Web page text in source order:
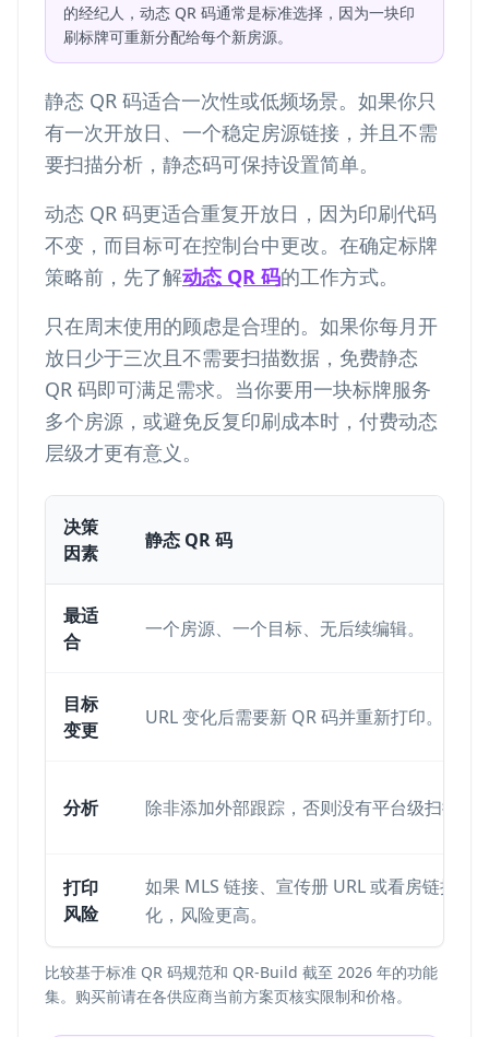
的经纪人，动态 QR 码通常是标准选择，因为一块印
刷标牌可重新分配给每个新房源。
静态 QR 码适合一次性或低频场景。如果你只
有一次开放日、一个稳定房源链接，并且不需
要扫描分析，静态码可保持设置简单。
动态 QR 码更适合重复开放日，因为印刷代码
不变，而目标可在控制台中更改。在确定标牌
策略前，先了解动态 QR 码的工作方式。
只在周末使用的顾虑是合理的。如果你每月开
放日少于三次且不需要扫描数据，免费静态
QR 码即可满足需求。当你要用一块标牌服务
多个房源，或避免反复印刷成本时，付费动态
层级才更有意义。
决策
因素
静态 QR 码
最适
合
一个房源、一个目标、无后续编辑。
目标
变更
URL 变化后需要新 QR 码并重新打印。
分析 除非添加外部跟踪，否则没有平台级扫描分
打印
风险
如果 MLS 链接、宣传册 URL 或看房链接在
化，风险更高。
比较基于标准 QR 码规范和 QR-Build 截至 2026 年的功能
集。购买前请在各供应商当前方案页核实限制和价格。